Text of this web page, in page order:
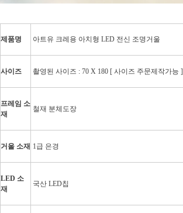
제품명 아트유 크레용 아치형 LED 전신 조명거울
사이즈 촬영된 사이즈 : 70 X 180 [ 사이즈 주문제작가능 ]
프레임 소
재
철재 분체도장
거울 소재 1급 은경
LED 소
재
국산 LED칩